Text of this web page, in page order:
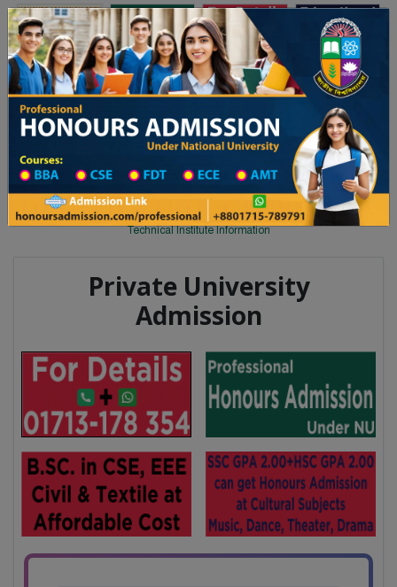
Toggle navigation অনার্স ভর্তি প্রফেশনাল অনার্স
Updates
২৬ শিক্ষাবর্ষের ১ম বর্ষের ভর্তি আবেদন বিজ্ঞপ্তি ঢাকা বিশ্ববিদ্যালয় ২০২৫-২৬
Technical Institute in Lakshmipur
Technical Institute List
Technical Institute Information
Private University
Admission